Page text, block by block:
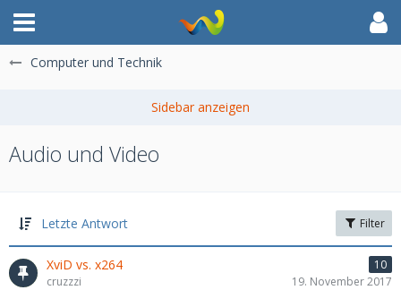
Computer und Technik
Audio und Video
Letzte Antwort Filter
XviD vs. x264
10
cruzzzi
19. November 2017